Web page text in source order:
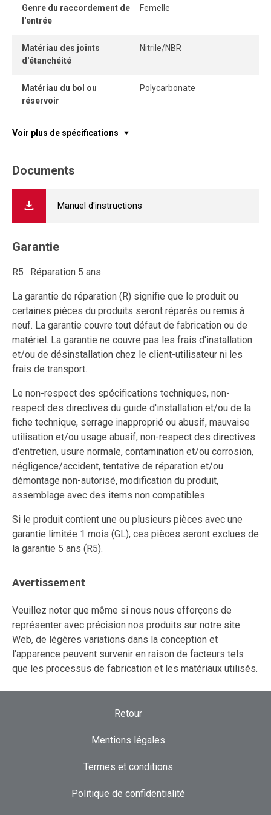
Genre du raccordement de
l'entrée
Femelle
Matériau des joints
d'étanchéité
Nitrile/NBR
Matériau du bol ou
réservoir
Polycarbonate
Voir plus de spécifications
Documents
Manuel d'instructions
Garantie
R5 : Réparation 5 ans
La garantie de réparation (R) signifie que le produit ou
certaines pièces du produits seront réparés ou remis à
neuf. La garantie couvre tout défaut de fabrication ou de
matériel. La garantie ne couvre pas les frais d'installation
et/ou de désinstallation chez le client-utilisateur ni les
frais de transport.
Le non-respect des spécifications techniques, non-
respect des directives du guide d'installation et/ou de la
fiche technique, serrage inapproprié ou abusif, mauvaise
utilisation et/ou usage abusif, non-respect des directives
d'entretien, usure normale, contamination et/ou corrosion,
négligence/accident, tentative de réparation et/ou
démontage non-autorisé, modification du produit,
assemblage avec des items non compatibles.
Si le produit contient une ou plusieurs pièces avec une
garantie limitée 1 mois (GL), ces pièces seront exclues de
la garantie 5 ans (R5).
Avertissement
Veuillez noter que même si nous nous efforçons de
représenter avec précision nos produits sur notre site
Web, de légères variations dans la conception et
l'apparence peuvent survenir en raison de facteurs tels
que les processus de fabrication et les matériaux utilisés.
Retour
Mentions légales
Termes et conditions
Politique de confidentialité